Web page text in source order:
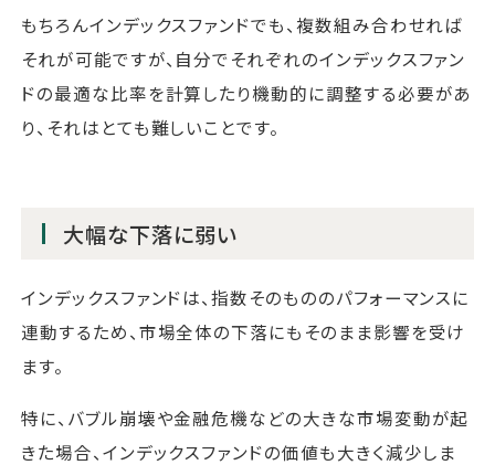
もちろんインデックスファンドでも、複数組み合わせれば
それが可能ですが、自分でそれぞれのインデックスファン
ドの最適な比率を計算したり機動的に調整する必要があ
り、それはとても難しいことです。
大幅な下落に弱い
インデックスファンドは、指数そのもののパフォーマンスに
連動するため、市場全体の下落にもそのまま影響を受け
ます。
特に、バブル崩壊や金融危機などの大きな市場変動が起
きた場合、インデックスファンドの価値も大きく減少しま